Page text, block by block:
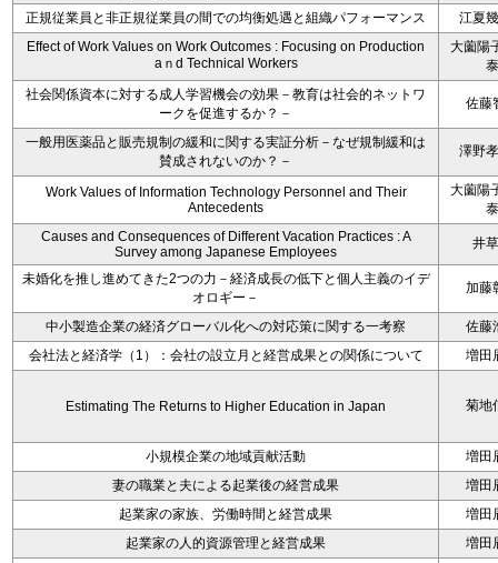
正規従業員と非正規従業員の間での均衡処遇と組織パフォーマンス
江夏
Effect of Work Values on Work Outcomes : Focusing on Production
aｎd Technical Workers
大薗陽
泰
社会関係資本に対する成人学習機会の効果－教育は社会的ネットワ
ークを促進するか？－
佐藤
一般用医薬品と販売規制の緩和に関する実証分析－なぜ規制緩和は
賛成されないのか？－
澤野
Work Values of Information Technology Personnel and Their
Antecedents
大薗陽
泰
Causes and Consequences of Different Vacation Practices : A
Survey among Japanese Employees
井
未婚化を推し進めてきた2つの力－経済成長の低下と個人主義のイデ
オロギー－
加藤
中小製造企業の経済グローバル化への対応策に関する一考察
佐藤
会社法と経済学（1）：会社の設立月と経営成果との関係について
増田
Estimating The Returns to Higher Education in Japan 菊地
小規模企業の地域貢献活動
増田
妻の職業と夫による起業後の経営成果
増田
起業家の家族、労働時間と経営成果
増田
起業家の人的資源管理と経営成果
増田